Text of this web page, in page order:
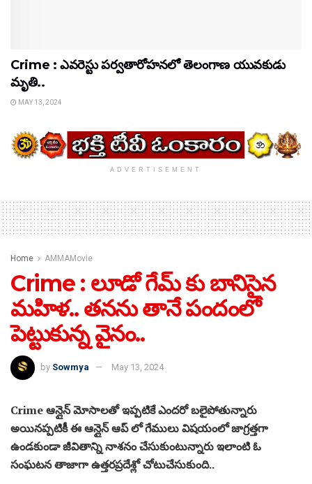
Crime : ఎవరెస్టు పర్వతారోహనలో తెలంగాణ యువకుడు
మృతి..
MAY 13, 2024
ADVERTISEMENT
Home AMMAMovie
Crime : లూడో గేమ్ కు బానిసైన
మహిళ.. తనను తానే పందంలో
పెట్టుకున్న వైనం..
by Sowmya May 13, 2024
Crime ఆన్లైన్ మోసాలతో ఇప్పటికే ఎందరో బలైపోతున్నారు
అయినప్పటికీ ఈ ఆన్లైన్ ఆప్ లో గేములు విషయంలో జాగ్రత్తగా
ఉండకుండా జీవితాన్ని నాశనం చేసుకుంటున్నారు ఇలాంటి ఓ
సంఘటన తాజాగా ఉత్తరప్రదేశ్లో చోటుచేసుకుంది..